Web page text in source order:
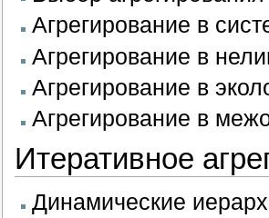
Агрегирование в
Агрегирование в
Агрегирование в
Агрегирование в
Итеративное
Динамические